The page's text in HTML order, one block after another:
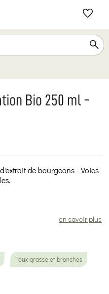
Bio 250 ml -
de bourgeons - Voies
en savoir plus
Toux grasse et bronches